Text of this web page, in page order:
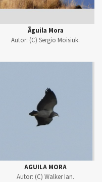
Ãguila Mora
Autor: (C) Sergio Moisiuk.
AGUILA MORA
Autor: (C) Walker Ian.